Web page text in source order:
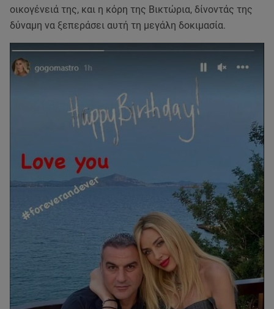
οικογένειά της, και η κόρη της Βικτώρια, δίνοντάς της
δύναμη να ξεπεράσει αυτή τη μεγάλη δοκιμασία.